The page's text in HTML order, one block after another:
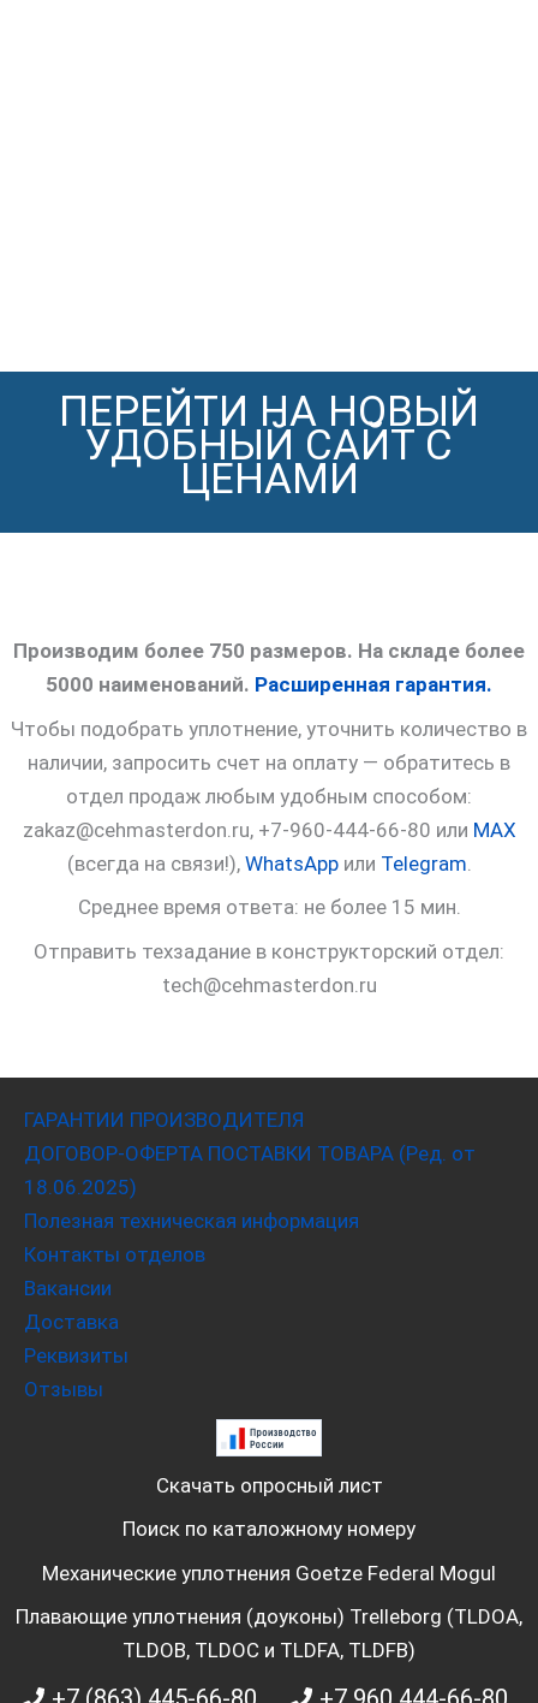
ПЕРЕЙТИ НА НОВЫЙ
УДОБНЫЙ САЙТ С
ЦЕНАМИ
Производим более 750 размеров. На складе более
5000 наименований. Расширенная гарантия.
Чтобы подобрать уплотнение, уточнить количество в
наличии, запросить счет на оплату — обратитесь в
отдел продаж любым удобным способом:
zakaz@cehmasterdon.ru, +7-960-444-66-80 или MAX
(всегда на связи!), WhatsAppили Telegram
Среднее время ответа: не более 15 мин.
Отправить техзадание в конструкторский отдел:
tech@cehmasterdon.ru
ГАРАНТИИ ПРОИЗВОДИТЕЛЯ
ДОГОВОР-ОФЕРТА ПОСТАВКИ ТОВАРА (Ред. от
18.06.2025)
Полезная техническая информация
Контакты отделов
Вакансии
Доставка
Реквизиты
Отзывы
Скачать опросный лист
Поиск по каталожному номеру
Механические уплотнения Goetze Federal Mogul
Плавающие уплотнения (доуконы) Trelleborg (TLDOA,
TLDOB, TLDOC и TLDFA, TLDFB)